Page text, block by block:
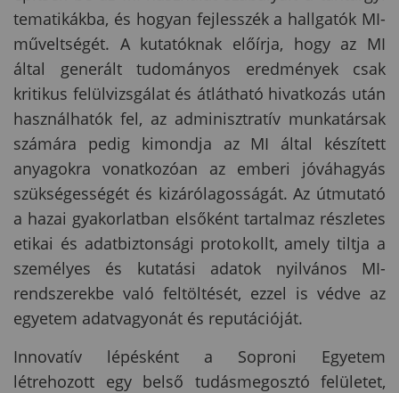
tematikákba, és hogyan fejlesszék a hallgatók MI-
műveltségét. A kutatóknak előírja, hogy az MI
által generált tudományos eredmények csak
kritikus felülvizsgálat és átlátható hivatkozás után
használhatók fel, az adminisztratív munkatársak
számára pedig kimondja az MI által készített
anyagokra vonatkozóan az emberi jóváhagyás
szükségességét és kizárólagosságát. Az útmutató
a hazai gyakorlatban elsőként tartalmaz részletes
etikai és adatbiztonsági protokollt, amely tiltja a
személyes és kutatási adatok nyilvános MI-
rendszerekbe való feltöltését, ezzel is védve az
egyetem adatvagyonát és reputációját.
Innovatív lépésként a Soproni Egyetem
létrehozott egy belső tudásmegosztó felületet,